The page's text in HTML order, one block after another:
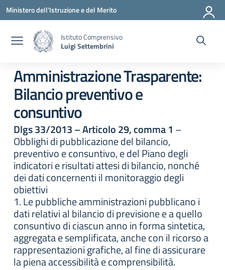
Vai ai contenuti
Vai al menu di navigazione
Vai al footer
Ministero dell'Istruzione e del Merito
Istituto Comprensivo
Luigi Settembrini
Amministrazione Trasparente:
Bilancio preventivo e
consuntivo
Dlgs 33/2013 – Articolo 29, comma 1 –
Obblighi di pubblicazione del bilancio,
preventivo e consuntivo, e del Piano degli
indicatori e risultati attesi di bilancio, nonché
dei dati concernenti il monitoraggio degli
obiettivi
1. Le pubbliche amministrazioni pubblicano i
dati relativi al bilancio di previsione e a quello
consuntivo di ciascun anno in forma sintetica,
aggregata e semplificata, anche con il ricorso a
rappresentazioni grafiche, al fine di assicurare
la piena accessibilità e comprensibilità.